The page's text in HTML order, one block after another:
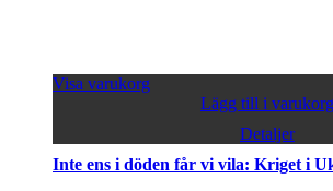
Visa varukorg
Lägg till i varukorg
Detaljer
Inte ens i döden får vi vila: Kriget i